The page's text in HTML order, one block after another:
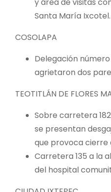
Santa María Ixcotel.
COSOLAPA
Delegación
agrietaron dos
TEOTITLÁN DE FLORES
Sobre carretera
se presentan
que provoca cierre
Carretera 135 a la
del hospital